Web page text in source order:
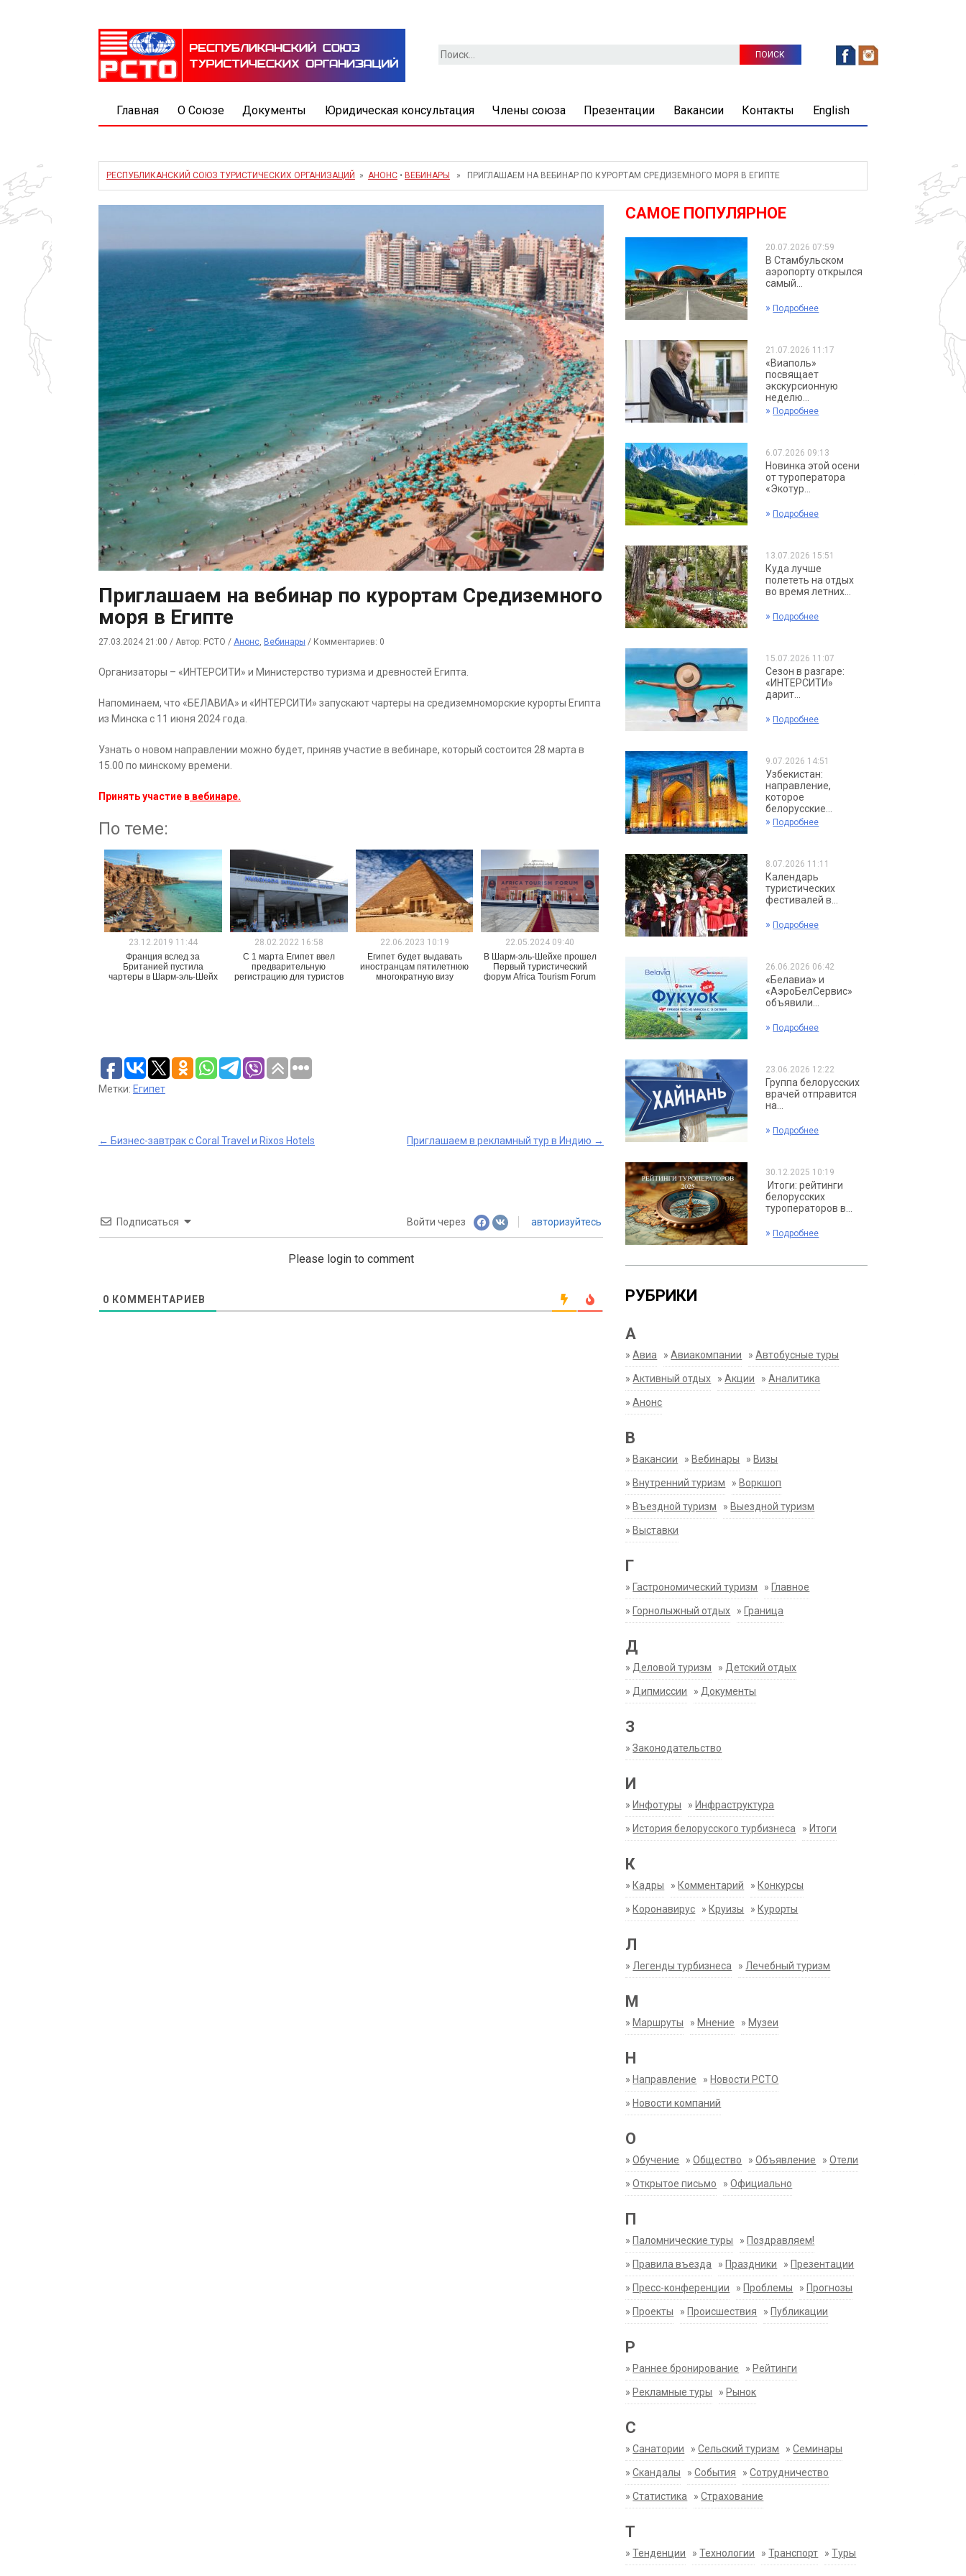
Найти:
Главная О Союзе Документы Юридическая консультация Члены союза Презентации Вакансии Контакты English
РЕСПУБЛИКАНСКИЙ СОЮЗ ТУРИСТИЧЕСКИХ ОРГАНИЗАЦИЙ » АНОНС • ВЕБИНАРЫ » ПРИГЛАШАЕМ НА ВЕБИНАР ПО КУРОРТАМ СРЕДИЗЕМНОГО МОРЯ В ЕГИПТЕ
Приглашаем на вебинар по курортам Средиземного
моря в Египте
27.03.2024 21:00 / Автор: РСТО / Анонс, Вебинары / Комментариев: 0
Организаторы – «ИНТЕРСИТИ» и Министерство туризма и древностей Египта.
Напоминаем, что «БЕЛАВИА» и «ИНТЕРСИТИ» запускают чартеры на средиземноморские курорты Египта
из Минска с 11 июня 2024 года.
Узнать о новом направлении можно будет, приняв участие в вебинаре, который состоится 28 марта в
15.00 по минскому времени.
Принять участие в вебинаре.
По теме:
23.12.2019 11:44
Франция вслед за
Британией пустила
чартеры в Шарм-эль-Шейх
28.02.2022 16:58
С 1 марта Египет ввел
предварительную
регистрацию для туристов
22.06.2023 10:19
Египет будет выдавать
иностранцам пятилетнюю
многократную визу
22.05.2024 09:40
В Шарм-эль-Шейхе прошел
Первый туристический
форум Africa Tourism Forum
Метки: Египет
Post
← Бизнес-завтрак с Coral Travel и Rixos Hotels Приглашаем в рекламный тур в Индию →
Подписаться Войти через авторизуйтесь
Please login to comment
0 КОММЕНТАРИЕВ
САМОЕ ПОПУЛЯРНОЕ
20.07.2026 07:59
В Стамбульском
аэропорту открылся
самый...
» Подробнее
21.07.2026 11:17
«Виаполь»
посвящает
экскурсионную
неделю...
» Подробнее
6.07.2026 09:13
Новинка этой осени
от туроператора
«Экотур...
» Подробнее
13.07.2026 15:51
Куда лучше
полететь на отдых
во время летних...
» Подробнее
15.07.2026 11:07
Сезон в разгаре:
«ИНТЕРСИТИ»
дарит...
» Подробнее
9.07.2026 14:51
Узбекистан:
направление,
которое
белорусские...
» Подробнее
8.07.2026 11:11
Календарь
туристических
фестивалей в...
» Подробнее
26.06.2026 06:42
«Белавиа» и
«АэроБелСервис»
объявили...
» Подробнее
23.06.2026 12:22
Группа белорусских
врачей отправится
на...
» Подробнее
30.12.2025 10:19
Итоги: рейтинги
белорусских
туроператоров в...
» Подробнее
РУБРИКИ
А
»Авиа »Авиакомпании »Автобусные туры
»Активный отдых »Акции »Аналитика
»Анонс
В
» Вакансии » Вебинары » Визы
» Внутренний туризм » Воркшоп
» Въездной туризм » Выездной туризм
» Выставки
Г
» Гастрономический туризм » Главное
» Горнолыжный отдых » Граница
Д
» Деловой туризм » Детский отдых
» Дипмиссии » Документы
З
»Законодательство
И
» Инфотуры » Инфраструктура
» История белорусского турбизнеса » Итоги
К
» Кадры » Комментарий » Конкурсы
» Коронавирус » Круизы » Курорты
Л
» Легенды турбизнеса » Лечебный туризм
М
» Маршруты » Мнение » Музеи
Н
» Направление » Новости РСТО
» Новости компаний
О
»Обучение »Общество »Объявление »Отели
»Открытое письмо »Официально
П
» Паломнические туры » Поздравляем!
» Правила въезда » Праздники » Презентации
» Пресс-конференции » Проблемы » Прогнозы
» Проекты » Происшествия » Публикации
Р
» Раннее бронирование » Рейтинги
» Рекламные туры » Рынок
С
»Санатории »Сельский туризм »Семинары
»Скандалы »События »Сотрудничество
»Статистика »Страхование
Т
»Тенденции »Технологии »Транспорт »Туры